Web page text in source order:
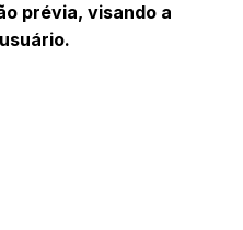
prévia, visando a